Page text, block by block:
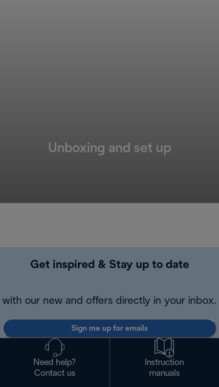
Unboxing and set up
Get inspired & Stay up to date
with our new and offers directly in your inbox.
Sign me up for emails
Need help?
Contact us
Instruction
manuals